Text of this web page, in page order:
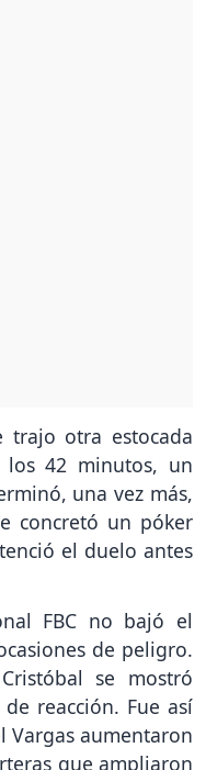
otra estocada
los 42 minutos, un
una vez más,
concretó un póker
el duelo antes
FBC no bajó el
de peligro.
se mostró
reacción. Fue así
Vargas aumentaron
que ampliaron